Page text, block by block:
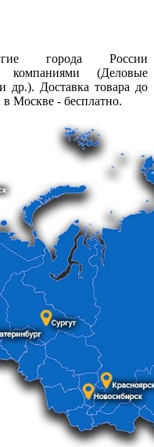
города России
компаниями (Деловые
Доставка товара до
Москве - бесплатно.